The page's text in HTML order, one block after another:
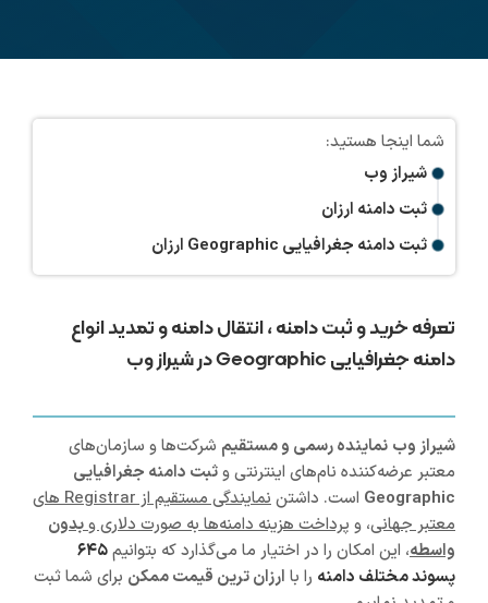
شیراز وب
ثبت دامنه ارزان
ثبت دامنه جغرافیایی Geographic ارزان
تعرفه خرید و ثبت دامنه ، انتقال دامنه و تمدید انواع
دامنه جغرافیایی Geographic در شیراز وب
شیرازوب نماینده رسمی و مستقیم شرکت‌ها و سازمان‌های
معتبر عرضه‌کننده نام‌های اینترنتی وثبت دامنه جغرافیایی
Geographic است. داشتن
نمایندگی مستقیم از Registrar های
معتبر جهانی، و پرداخت هزینه دامنه‌ها به صورت دلاری وبدون
واسطه، این امکان را در اختیار ما می‌گذارد که بتوانیم۶۴۵
پسوند مختلف دامنه را با ارزان ترین قیمت ممکن برای شما ثبت